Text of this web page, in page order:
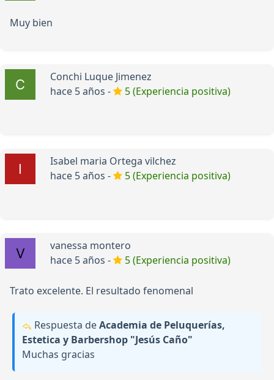
Muy bien
Conchi Luque Jimenez
hace 5 años -
5 (Experiencia positiva)
Isabel maria Ortega vilchez
hace 5 años -
5 (Experiencia positiva)
vanessa montero
hace 5 años -
5 (Experiencia positiva)
Trato excelente. El resultado fenomenal
Respuesta deAcademia de Peluquerías,
Estetica y Barbershop "Jesús Caño"
Muchas gracias